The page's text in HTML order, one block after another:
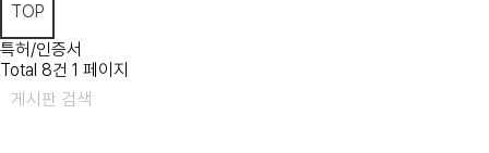
TOP
특허/인증서
Total 8건 1 페이지
게시판 검색